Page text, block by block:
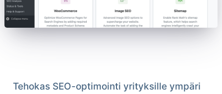
Tehokas SEO-optimointi yrityksille ympäri